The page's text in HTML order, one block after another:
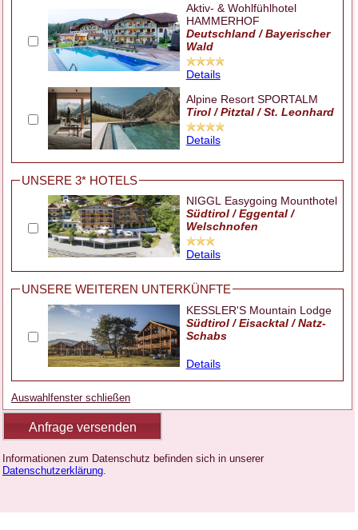
Aktiv- & Wohlfühlhotel
HAMMERHOF
Deutschland / Bayerischer
Wald
Details
Alpine Resort SPORTALM
Tirol / Pitztal / St. Leonhard
Details
UNSERE 3* HOTELS
NIGGL Easygoing Mounthotel
Südtirol / Eggental /
Welschnofen
Details
UNSERE WEITEREN UNTERKÜNFTE
KESSLER'S Mountain Lodge
Südtirol / Eisacktal / Natz-
Schabs
Details
Auswahlfenster schließen
Informationen zum Datenschutz befinden sich in unserer
Datenschutzerklärung.